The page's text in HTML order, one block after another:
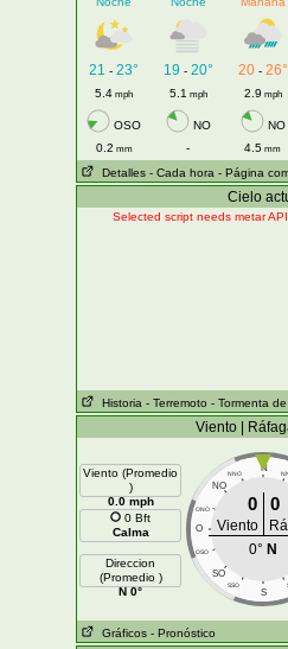
21 - 23° 19 - 20° 20- 26°
5.4 mph 5.1 mph 2.9 mph
OSO NO NO
0.2 mm - 4.5 mm
Detalles - Cada hora - Página
Cielo
Selected script needs metar
Historia - Terremoto - Tormenta
Viento |
Viento (Promedio
)
0.0 mph
0 Bft
Calma
Direccion
(Promedio )
N 0°
N
NNO
NO
ONO
O
OSO
SO
SSO
S
0 0
Viento
0° N
Gráficos - Pronóstico